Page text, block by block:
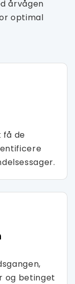
årvågen
optimal
få de
og betinget